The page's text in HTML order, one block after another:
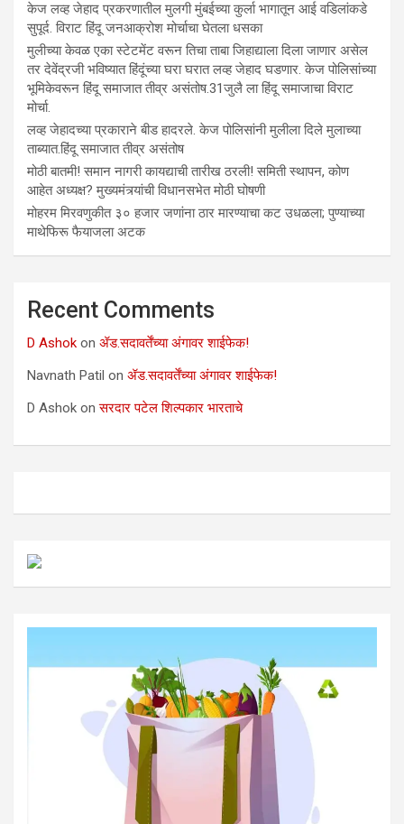
केज लव्ह जेहाद प्रकरणातील मुलगी मुंबईच्या कुर्ला भागातून आई वडिलांकडे
सुपूर्द. विराट हिंदू जनआक्रोश मोर्चाचा घेतला धसका
मुलीच्या केवळ एका स्टेटमेंट वरून तिचा ताबा जिहाद्याला दिला जाणार असेल
तर देवेंद्रजी भविष्यात हिंदूंच्या घरा घरात लव्ह जेहाद घडणार. केज पोलिसांच्या
भूमिकेवरून हिंदू समाजात तीव्र असंतोष.31जुलै ला हिंदू समाजाचा विराट
मोर्चा.
लव्ह जेहादच्या प्रकाराने बीड हादरले. केज पोलिसांनी मुलीला दिले मुलाच्या
ताब्यात.हिंदू समाजात तीव्र असंतोष
मोठी बातमी! समान नागरी कायद्याची तारीख ठरली! समिती स्थापन, कोण
आहेत अध्यक्ष? मुख्यमंत्र्यांची विधानसभेत मोठी घोषणी
मोहरम मिरवणुकीत ३० हजार जणांना ठार मारण्‍याचा कट उधळला; पुण्‍याच्‍या
माथेफिरू फैयाजला अटक
Recent Comments
D Ashok on ॲड.सदावर्तेंच्या अंगावर शाईफेक!
Navnath Patil on ॲड.सदावर्तेंच्या अंगावर शाईफेक!
D Ashok onसरदार पटेल शिल्पकार भारताचे